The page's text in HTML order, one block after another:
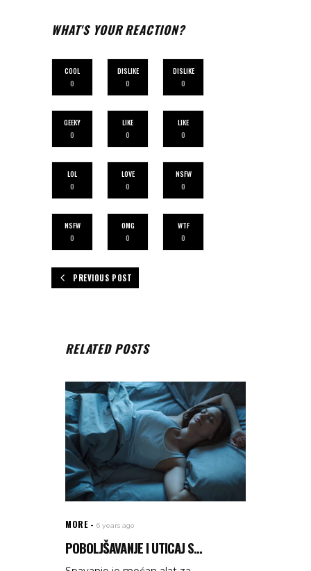
WHAT'S YOUR REACTION?
COOL
0
DISLIKE
0
DISLIKE
0
GEEKY
0
LIKE
0
LIKE
0
LOL
0
LOVE
0
NSFW
0
NSFW
0
OMG
0
WTF
0
PREVIOUS POST
RELATED POSTS
MORE 6 years ago
POBOLJŠAVANJE I UTICAJ S...